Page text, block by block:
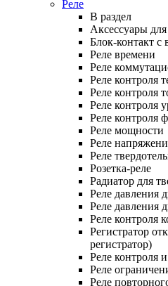
Реле
В раздел
Аксессуары
Блок-контакт
Реле времени
Реле
Реле контроля
Реле контроля
Реле контроля
Реле контроля
Реле мощности
Реле
Реле
Розетка-реле
Радиатор для
Реле давления
Реле давления
Реле контроля
Регистратор
регистратор)
Реле
Реле
Реле